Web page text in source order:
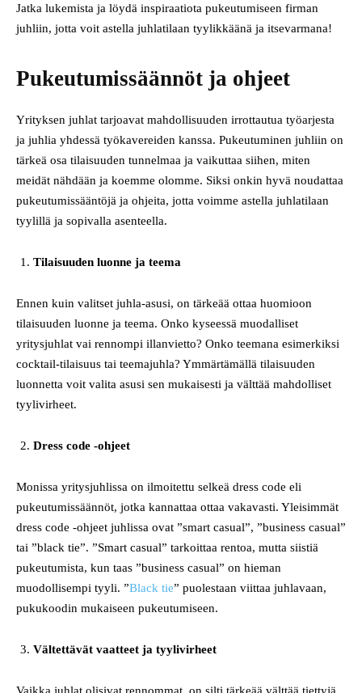
Jatka lukemista ja löydä inspiraatiota pukeutumiseen firman
juhliin, jotta voit astella juhlatilaan tyylikkäänä ja itsevarmana!
Pukeutumissäännöt ja ohjeet
Yrityksen juhlat tarjoavat mahdollisuuden irrottautua työarjesta
ja juhlia yhdessä työkavereiden kanssa. Pukeutuminen juhliin on
tärkeä osa tilaisuuden tunnelmaa ja vaikuttaa siihen, miten
meidät nähdään ja koemme olomme. Siksi onkin hyvä noudattaa
pukeutumissääntöjä ja ohjeita, jotta voimme astella juhlatilaan
tyylillä ja sopivalla asenteella.
Tilaisuuden luonne ja teema
Ennen kuin valitset juhla-asusi, on tärkeää ottaa huomioon
tilaisuuden luonne ja teema. Onko kyseessä muodalliset
yritysjuhlat vai rennompi illanvietto? Onko teemana esimerkiksi
cocktail-tilaisuus tai teemajuhla? Ymmärtämällä tilaisuuden
luonnetta voit valita asusi sen mukaisesti ja välttää mahdolliset
tyylivirheet.
Dress code -ohjeet
Monissa yritysjuhlissa on ilmoitettu selkeä dress code eli
pukeutumissäännöt, jotka kannattaa ottaa vakavasti. Yleisimmät
dress code -ohjeet juhlissa ovat ”smart casual”, ”business casual”
tai ”black tie”. ”Smart casual” tarkoittaa rentoa, mutta siistiä
pukeutumista, kun taas ”business casual” on hieman
muodollisempi tyyli. ”Black tie” puolestaan viittaa juhlavaan,
pukukoodin mukaiseen pukeutumiseen.
Vältettävät vaatteet ja tyylivirheet